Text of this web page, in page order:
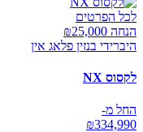
לכל הפרטים
הנחה ₪ 25,000
היברידי בנזין פלאג אין
לקסוס NX
החל מ-
₪334,990